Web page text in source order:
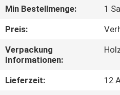
FABRIK-
TOUR
Min Bestellmenge:
1
Preis:
Verpackung
Informationen:
Lieferzeit:
12